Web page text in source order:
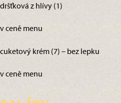
dršťková z hlívy (1)
v ceně menu
cuketový krém (7) – bez lepku
v ceně menu